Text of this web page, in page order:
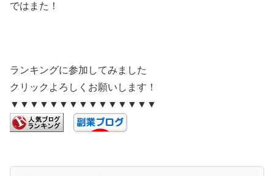
ではまた！
ランキングに参加してみました
クリックよろしくお願いします！
▼▼▼▼▼▼▼▼▼▼▼▼▼▼▼